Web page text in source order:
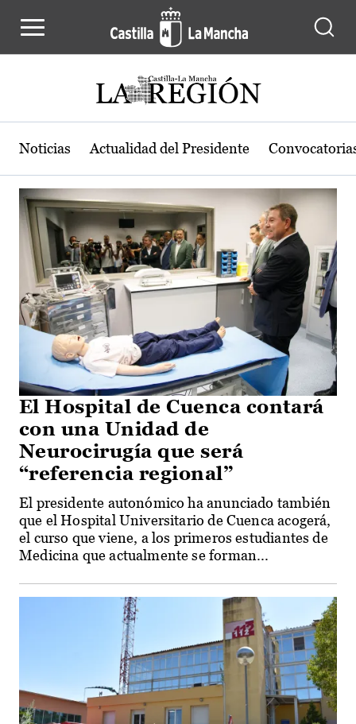
Actualidad de la región de Castilla-
Noticias Actualidad del Presidente
El Hospital de Cuenca contará
con una Unidad de
Neurocirugía que será
“referencia regional”
El presidente autonómico ha anunciado también
que el Hospital Universitario de Cuenca acogerá,
el curso que viene, a los primeros estudiantes de
Medicina que actualmente se forman...